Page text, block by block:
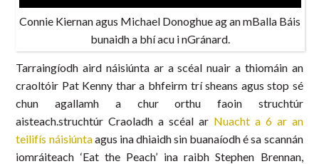
Connie Kiernan agus Michael Donoghue ag an mBalla Báis
bunaidh a bhí acu i nGránard.
Tarraingíodh aird náisiúnta ar a scéal nuair a thiomáin an
craoltóir Pat Kenny thar a bhfeirm trí sheans agus stop sé
chun agallamh a chur orthu faoin struchtúr
aisteach.struchtúr Craoladh a scéal ar Nuacht a 6 ar an
teilifís náisiúntaagus ina dhiaidh sin buanaíodh é sa scannán
iomráiteach ‘Eat the Peach’ ina raibh Stephen Brennan,